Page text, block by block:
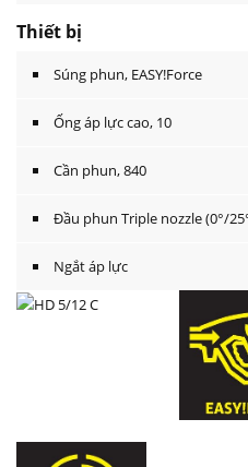
Thiết bị
Súng phun, EASY!Force
Ống áp lực cao, 10
Cần phun, 840
Đầu phun Triple nozzle (0°/
Ngắt áp lực